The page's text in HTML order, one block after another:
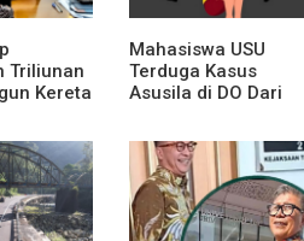
Triliunan
Kereta
Lahan
Mahasiswa USU
Terduga Kasus
Asusila di DO Dari